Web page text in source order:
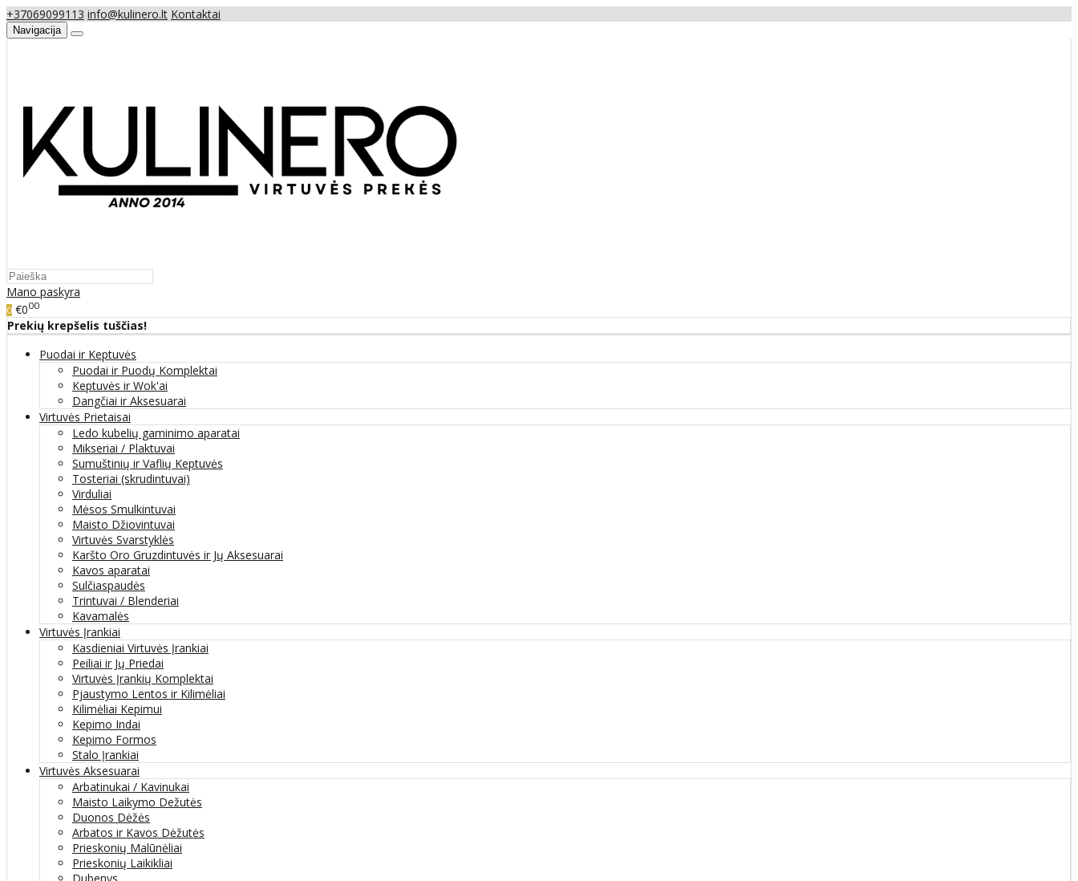
+37069099113 info@kulinero.lt Kontaktai
Navigacija
Mano paskyra
0 €000
Prekių krepšelis tuščias!
Puodai ir Keptuvės
Puodai ir Puodų Komplektai
Keptuvės ir Wok'ai
Dangčiai ir Aksesuarai
Virtuvės Prietaisai
Ledo kubelių gaminimo aparatai
Mikseriai / Plaktuvai
Sumuštinių ir Vaflių Keptuvės
Tosteriai (skrudintuvai)
Virduliai
Mėsos Smulkintuvai
Maisto Džiovintuvai
Virtuvės Svarstyklės
Karšto Oro Gruzdintuvės ir Jų Aksesuarai
Kavos aparatai
Sulčiaspaudės
Trintuvai / Blenderiai
Kavamalės
Virtuvės Įrankiai
Kasdieniai Virtuvės Įrankiai
Peiliai ir Jų Priedai
Virtuvės Įrankių Komplektai
Pjaustymo Lentos ir Kilimėliai
Kilimėliai Kepimui
Kepimo Indai
Kepimo Formos
Stalo Įrankiai
Virtuvės Aksesuarai
Arbatinukai / Kavinukai
Maisto Laikymo Dežutės
Duonos Dėžės
Arbatos ir Kavos Dėžutės
Prieskonių Malūnėliai
Prieskonių Laikikliai
Dubenys